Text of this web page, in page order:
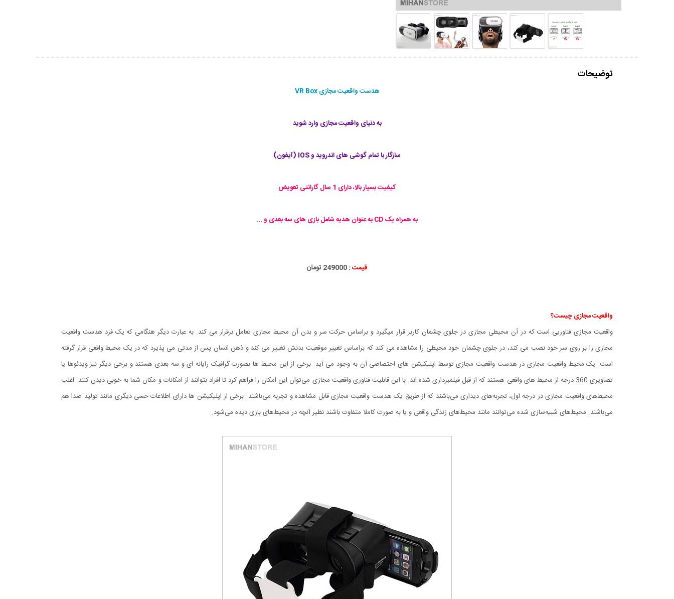
توضیحات
هدست واقعیت مجازی VR Box
به دنیای واقعیت مجازی وارد شوید
سازگار با تمام گوشی های اندروید و IOS (آیفون)
کیفیت بسیار بالا، دارای 1 سال گارانتی تعویض
به همراه یک CD به عنوان هدیه شامل بازی های سه بعدی و ...
قیمت :249000 تومان
واقعیت مجازی چیست؟
واقعیت مجازی فناوریی است که در آن محیطی مجازی در جلوی چشمان کاربر قرار میگیرد و براساس حرکت سر و بدن آن محیط مجازی تعامل برقرار می کند. به عبارت دیگر هنگامی که یک فرد هدست واقعیت
مجازی را بر روی سر خود نصب می کند، در جلوی چشمان خود محیطی را مشاهده می کند که براساس تغییر موقعیت بدنش تغییر می کند و ذهن انسان پس از مدتی می پذیرد که در یک محیط واقعی قرار گرفته
است. یک محیط واقعیت مجازی در هدست واقعیت مجازی توسط اپلیکیشن های اختصاصی آن به وجود می آید. برخی از این محیط ها بصورت گرافیک رایانه ای و سه بعدی هستند و برخی دیگر نیز ویدئوها یا
تصاویری 360 درجه از محیط های واقعی هستند که از قبل فیلمبرداری شده اند. با این قابلیت فناوری واقعیت مجازی می‌توان این امکان را فراهم کرد تا افراد بتوانند از امکانات و مکان شما به خوبی دیدن کنند. اغلب
محیط‌های واقعیت مجازی در درجه اول، تجربه‌های دیداری می‌باشند که از طریق یک هدست واقعیت مجازی قابل مشاهده و تجربه می‌باشند. برخی از اپلیکیشن ها دارای اطلاعات حسی دیگری مانند تولید صدا هم
می‌باشند. محیط‌های شبیه‌سازی شده می‌توانند مانند محیط‌های زندگی واقعی و یا به صورت کاملا متفاوت باشند نظیر آنچه در محیط‌های بازی دیده می‌شود.